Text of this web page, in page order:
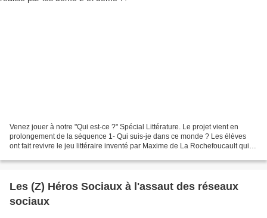
Venez jouer à notre "Qui est-ce ?" Spécial Littérature. Le projet vient en
prolongement de la séquence 1- Qui suis-je dans ce monde ? Les élèves
ont fait revivre le jeu littéraire inventé par Maxime de La Rochefoucault qui
Les (Z) Héros Sociaux à l'assaut des réseaux
sociaux